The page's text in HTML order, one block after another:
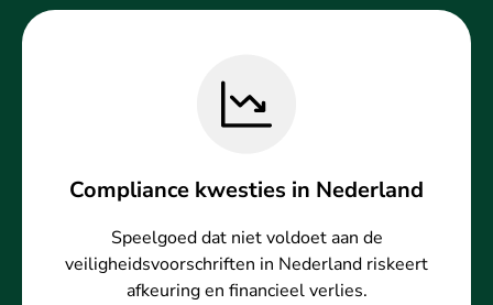
Compliance kwesties in Nederland
Speelgoed dat niet voldoet aan de
veiligheidsvoorschriften in Nederland riskeert
afkeuring en financieel verlies.